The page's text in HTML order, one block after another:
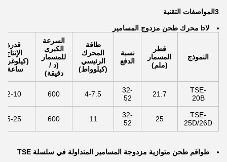
3المواصفات التقنية
لاb محرك طحن مزدوج المسامير
النموذج
قطر
المسمار
(ملم)
نسبة
الدفع
طاقة
المحرك
الرئيسي
(كيلوواط)
السرعة
الكبرى
للمسمار
(د /
دقيقة)
قدرة
الإنتاج
ساعة)
TSE-
20B
21.7
32-
52
4-7.5
600
2-10
TSE-
25D/26D
25
32-
52
11
600
5-25
طواقم طحن متوازية مزدوجة المسامير المتداولة في سلسلة TSE